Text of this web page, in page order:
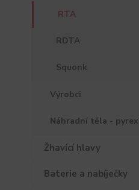
RTA
RDTA
Squonk
Výrobci
Náhradní těla -
Žhavící hlavy
Baterie a nabíječky